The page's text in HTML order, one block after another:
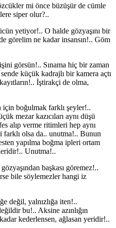
mi önce büzüşür de cümle
siper olur?..
yetiyor!.. O halde gözyaşını bir
görelim ne kadar insansın!.. Göm
görsün!.. Sınama hiç bir zaman
küçük kadrajlı bir kamera açtı
İştirakçi de olma,
için boğulmak farklı şeyler!..
mezar kazıcıları aynı düşü
alıp verme ritimleri hep aynı
farklı olsa da.. unutma!.. Bunun
yapılma boğma ipleri ortam
Unutma!..
başkası göremez!..
bile söylemezler hangi iz
değil, yalnızlığa iten!..
bu!.. Aksine azınlığın
kederlensen, ağlasan yeridir!..